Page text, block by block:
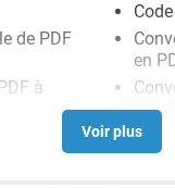
de PDF
en
à